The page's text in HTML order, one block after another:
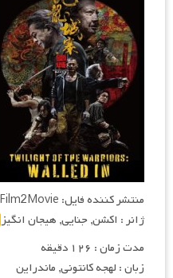
منتشر کننده فایل: Film2Movie
ژانر : اکشن, جنایی, هیجان انگیز
مدت زمان : ۱۲۶ دقیقه
زبان : لهجه کانتونی, ماندراین